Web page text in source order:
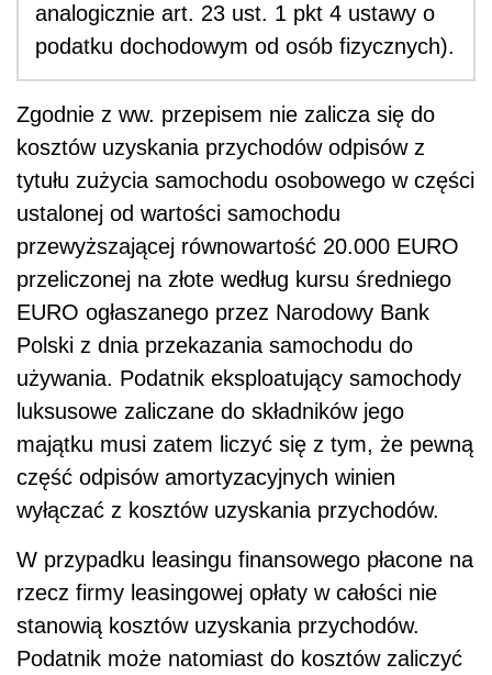
analogicznie art. 23 ust. 1 pkt 4 ustawy o
podatku dochodowym od osób fizycznych).
Zgodnie z ww. przepisem nie zalicza się do
kosztów uzyskania przychodów odpisów z
tytułu zużycia samochodu osobowego w części
ustalonej od wartości samochodu
przewyższającej równowartość 20.000 EURO
przeliczonej na złote według kursu średniego
EURO ogłaszanego przez Narodowy Bank
Polski z dnia przekazania samochodu do
używania. Podatnik eksploatujący samochody
luksusowe zaliczane do składników jego
majątku musi zatem liczyć się z tym, że pewną
część odpisów amortyzacyjnych winien
wyłączać z kosztów uzyskania przychodów.
W przypadku leasingu finansowego płacone na
rzecz firmy leasingowej opłaty w całości nie
stanowią kosztów uzyskania przychodów.
Podatnik może natomiast do kosztów zaliczyć